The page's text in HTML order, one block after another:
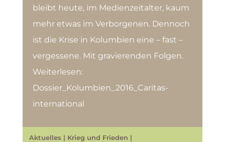
bleibt heute, im Medienzeitalter, kaum
mehr etwas im Verborgenen. Dennoch
ist die Krise in Kolumbien eine – fast –
vergessene. Mit gravierenden Folgen.
Weiterlesen:
Dossier_Kolumbien_2016_Caritas-
international
Aktuelles| Krieg und Frieden |